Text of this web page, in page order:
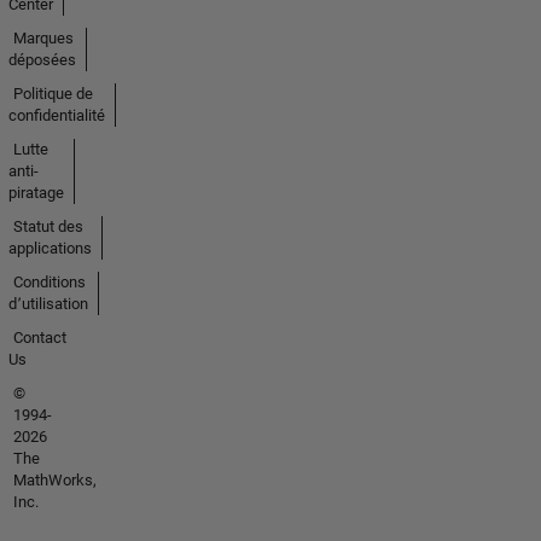
Center
Marques
déposées
Politique de
confidentialité
Lutte
anti-
piratage
Statut des
applications
Conditions
d՚utilisation
Contact
Us
©
1994-
2026
The
MathWorks,
Inc.